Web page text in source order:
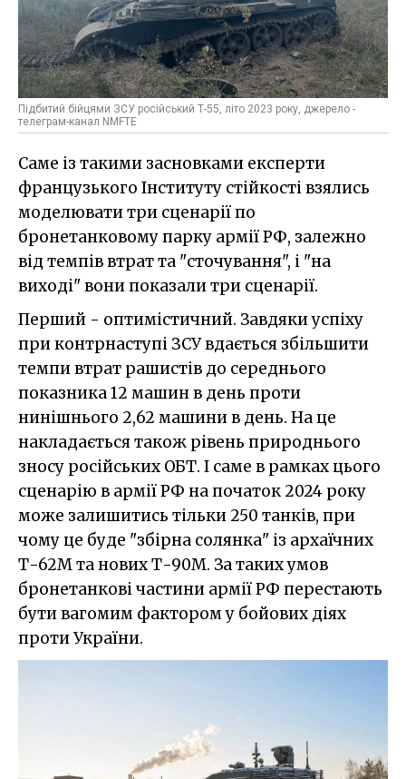
Підбитий бійцями ЗСУ російський Т-55, літо 2023 року, джерело -
телеграм-канал NMFTE
Саме із такими засновками експерти
французького Інституту стійкості взялись
моделювати три сценарії по
бронетанковому парку армії РФ, залежно
від темпів втрат та "сточування", і "на
виході" вони показали три сценарії.
Перший - оптимістичний. Завдяки успіху
при контрнаступі ЗСУ вдається збільшити
темпи втрат рашистів до середнього
показника 12 машин в день проти
нинішнього 2,62 машини в день. На це
накладається також рівень природнього
зносу російських ОБТ. І саме в рамках цього
сценарію в армії РФ на початок 2024 року
може залишитись тільки 250 танків, при
чому це буде "збірна солянка" із архаїчних
Т-62М та нових Т-90М. За таких умов
бронетанкові частини армії РФ перестають
бути вагомим фактором у бойових діях
проти України.